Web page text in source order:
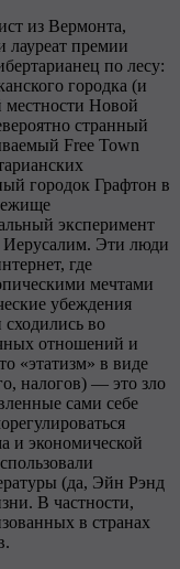
из Вермонта,
премии
по лесу:
городка (и
местности Новой
странный
Free Town
городок Графтон в
эксперимент
Эти люди
где
мечтами
убеждения
во
отношений и
«этатизм» в виде
налогов) — это зло
сами себе
и экономической
(да, Эйн Рэнд
В частности,
в странах